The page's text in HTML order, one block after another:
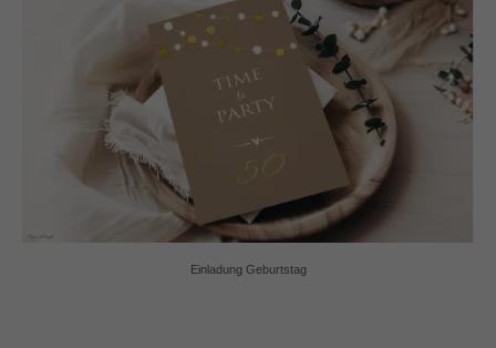
Einladung Geburtstag